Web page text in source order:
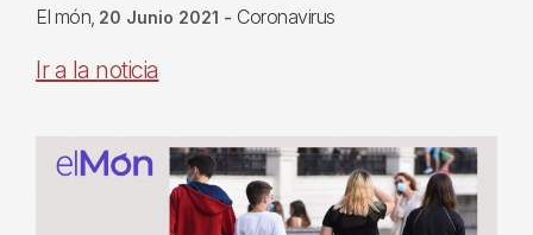
El món 20 Junio 2021 - Coronavirus
Ir a la noticia